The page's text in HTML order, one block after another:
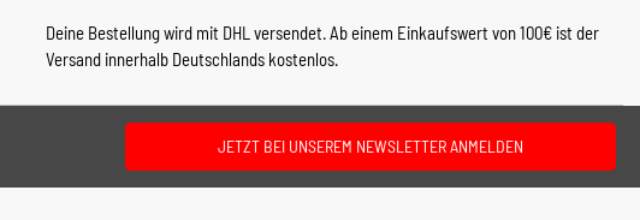
Deine Bestellung wird mit DHL versendet. Ab einem Einkaufswert von 100€ ist der
Versand innerhalb Deutschlands kostenlos.
JETZT BEI UNSEREM NEWSLETTER ANMELDEN